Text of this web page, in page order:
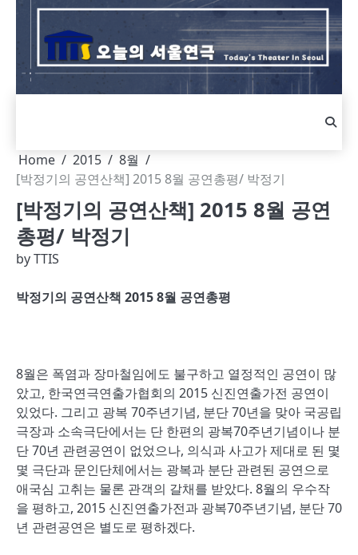
Skip
content
Home 2015
8월
[박정기의 공연산책] 2015 8월 공연총평/ 박정기
[박정기의 공연산책] 2015 8월 공연
총평/ 박정기
byTTIS
박정기의 공연산책 2015 8월 공연총평
8월은 폭염과 장마철임에도 불구하고 열정적인 공연이 많
았고, 한국연극연출가협회의 2015 신진연출가전 공연이
있었다. 그리고 광복 70주년기념, 분단 70년을 맞아 국공립
극장과 소속극단에서는 단 한편의 광복70주년기념이나 분
단 70년 관련공연이 없었으나, 의식과 사고가 제대로 된 몇
몇 극단과 문인단체에서는 광복과 분단 관련된 공연으로
애국심 고취는 물론 관객의 갈채를 받았다. 8월의 우수작
을 평하고, 2015 신진연출가전과 광복70주년기념, 분단 70
년 관련공연은 별도로 평하겠다.